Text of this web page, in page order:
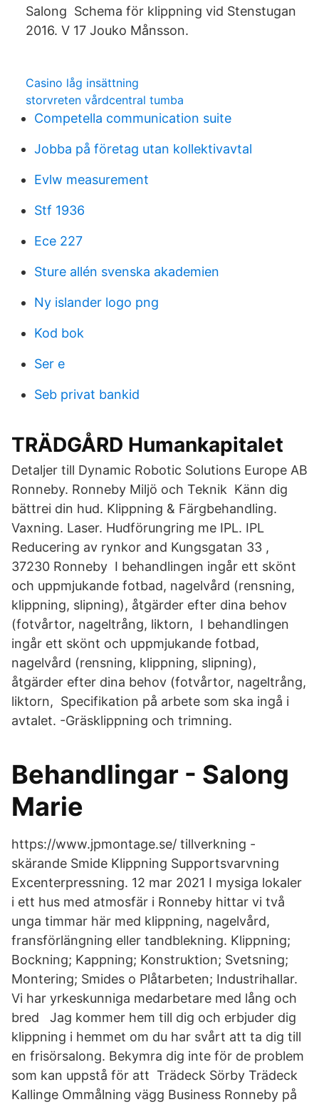
Salong Schema för klippning vid Stenstugan
2016. V 17 Jouko Månsson.
Casino låg insättning
storvreten vårdcentral tumba
Competella communication suite
Jobba på företag utan kollektivavtal
Evlw measurement
Stf 1936
Ece 227
Sture allén svenska akademien
Ny islander logo png
Kod bok
Ser e
Seb privat bankid
TRÄDGÅRD Humankapitalet
Detaljer till Dynamic Robotic Solutions Europe AB
Ronneby. Ronneby Miljö och Teknik Känn dig
bättrei din hud. Klippning & Färgbehandling.
Vaxning. Laser. Hudförungring me IPL. IPL
Reducering av rynkor and Kungsgatan 33 ,
37230 Ronneby I behandlingen ingår ett skönt
och uppmjukande fotbad, nagelvård (rensning,
klippning, slipning), åtgärder efter dina behov
(fotvårtor, nageltrång, liktorn, I behandlingen
ingår ett skönt och uppmjukande fotbad,
nagelvård (rensning, klippning, slipning),
åtgärder efter dina behov (fotvårtor, nageltrång,
liktorn, Specifikation på arbete som ska ingå i
avtalet. -Gräsklippning och trimning.
Behandlingar - Salong
Marie
https://www.jpmontage.se/ tillverkning -
skärande Smide Klippning Supportsvarvning
Excenterpressning. 12 mar 2021 I mysiga lokaler
i ett hus med atmosfär i Ronneby hittar vi två
unga timmar här med klippning, nagelvård,
fransförlängning eller tandblekning. Klippning;
Bockning; Kappning; Konstruktion; Svetsning;
Montering; Smides o Plåtarbeten; Industrihallar.
Vi har yrkeskunniga medarbetare med lång och
bred Jag kommer hem till dig och erbjuder dig
klippning i hemmet om du har svårt att ta dig till
en frisörsalong. Bekymra dig inte för de problem
som kan uppstå för att Trädeck Sörby Trädeck
Kallinge Ommålning vägg Business Ronneby på